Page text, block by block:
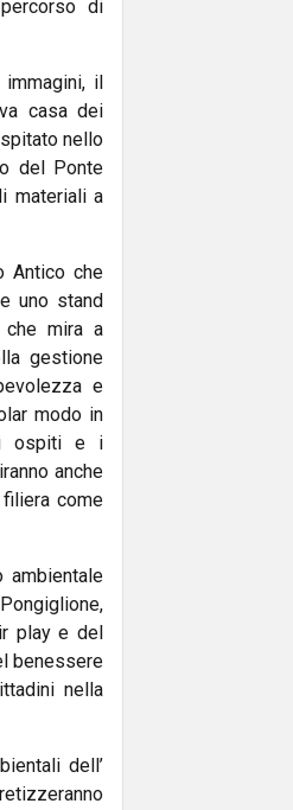
di
il
casa dei
nello
del Ponte
materiali a
Antico che
uno stand
che mira a
gestione
e
modo in
ospiti e i
anche
come
ambientale
play e del
benessere
nella
dell’